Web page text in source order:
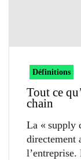
Définitions
Tout ce
chain
La « supply
directement
l’entreprise.